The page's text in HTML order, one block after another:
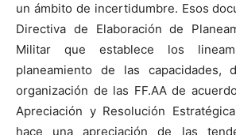
un ámbito de incertidumbre. Esos
Directiva de Elaboración de
Militar que establece los
planeamiento de las capacidades,
organización de las FF.AA de
Apreciación y Resolución
hace una apreciación de las